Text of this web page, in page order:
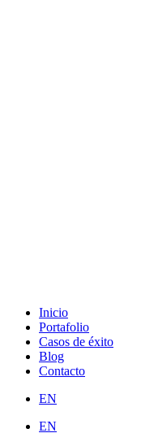
Inicio
Portafolio
Casos de éxito
Blog
Contacto
EN
EN